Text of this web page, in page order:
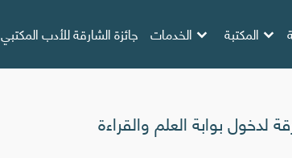
المكتبة الخدمات جائزة الشارقة للأدب المكتبي
لدخول بوابة العلم والقراءة